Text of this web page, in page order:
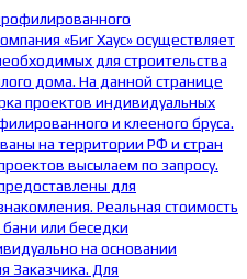
«Биг Хаус» осуществляет
для строительства
дома. На данной странице
проектов индивидуальных
и клееного бруса.
на территории РФ и стран
высылаем по запросу.
для
Реальная стоимость
или беседки
на основании
Заказчика. Для